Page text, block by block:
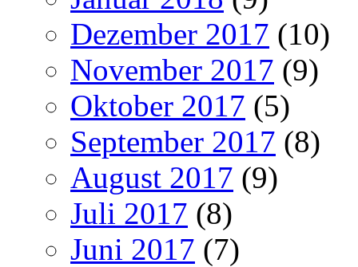
Dezember 2017 (10)
November 2017 (9)
Oktober 2017 (5)
September 2017 (8)
August 2017 (9)
Juli 2017 (8)
Juni 2017 (7)